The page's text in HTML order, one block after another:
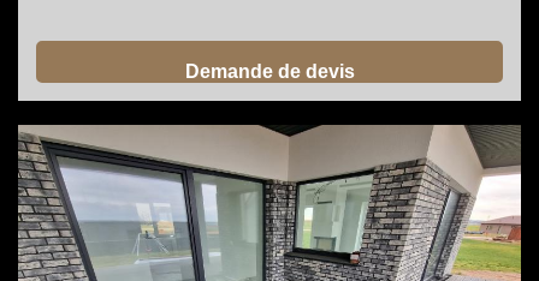
Demande de devis